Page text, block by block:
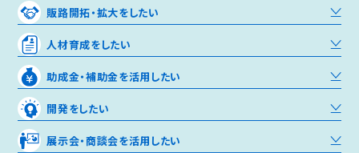
販路開拓・拡大をしたい
人材育成をしたい
助成金・補助金を活用したい
開発をしたい
展示会・商談会を活用したい